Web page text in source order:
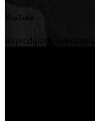
YouTube
Reproduktor videozapisa